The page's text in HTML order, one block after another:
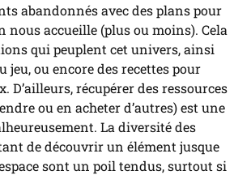
abandonnés avec des plans pour
nous accueille (plus ou moins). Cela
qui peuplent cet univers, ainsi
ou encore des recettes pour
récupérer des ressources
ou en acheter d’autres) est une
La diversité des
de découvrir un élément jusque
sont un poil tendus, surtout si